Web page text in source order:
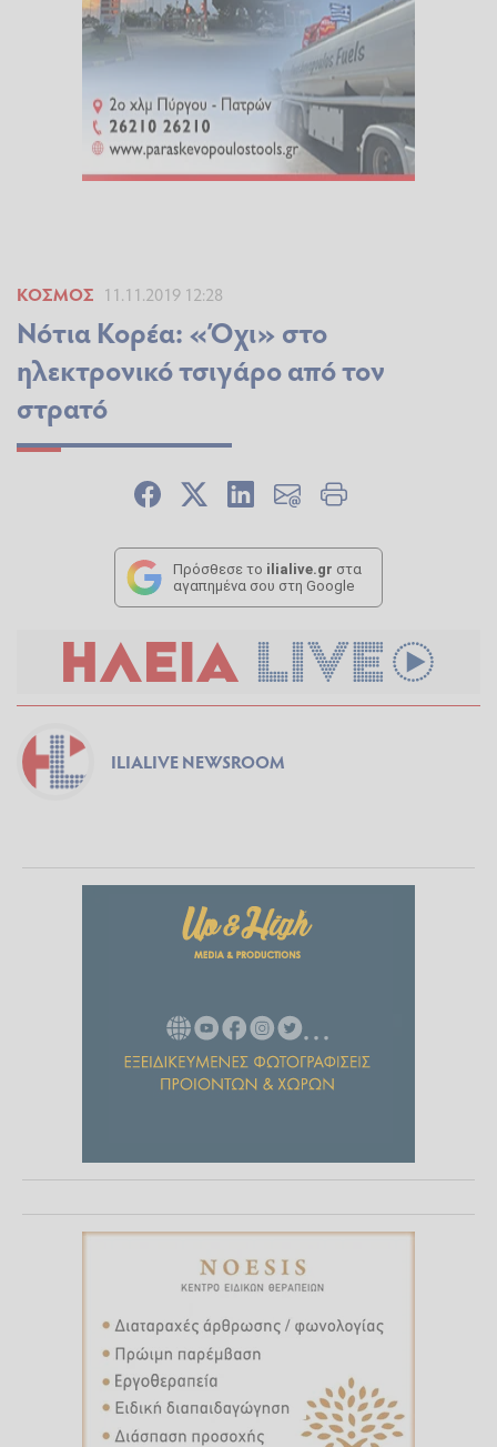
ΚΌΣΜΟΣ 11.11.2019 12:28
Νότια Κορέα: «Όχι» στο
ηλεκτρονικό τσιγάρο από τον
στρατό
Πρόσθεσε το ilialive.gr στα
αγαπημένα σου στη Google
ILIALIVE NEWSROOM